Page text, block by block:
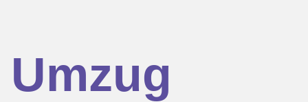
Umzug